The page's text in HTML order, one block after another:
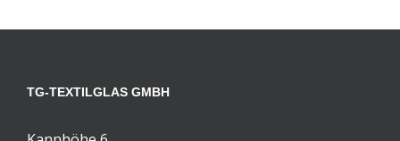
TG-TEXTILGLAS GMBH